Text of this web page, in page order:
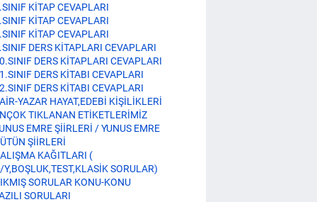
KİTAP CEVAPLARI
KİTAP CEVAPLARI
KİTAP CEVAPLARI
DERS KİTAPLARI CEVAPLARI
DERS KİTAPLARI CEVAPLARI
DERS KİTABI CEVAPLARI
DERS KİTABI CEVAPLARI
YAZAR HAYAT,EDEBİ KİŞİLİKLERİ
TIKLANAN ETİKETLERİMİZ
EMRE ŞİİRLERİ / YUNUS EMRE
ŞİİRLERİ
KAĞITLARI (
Y,BOŞLUK,TEST,KLASİK SORULAR)
SORULAR KONU-KONU
SORULARI